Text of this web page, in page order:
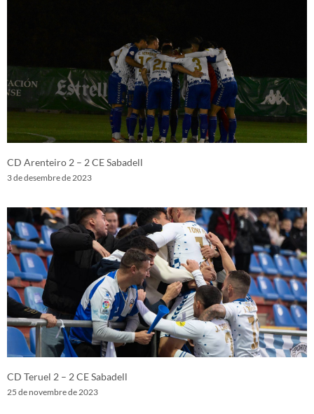
CD Arenteiro 2 – 2 CE Sabadell
3 de desembre de 2023
CD Teruel 2 – 2 CE Sabadell
25 de novembre de 2023